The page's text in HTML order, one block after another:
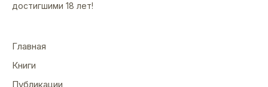
достигшими 18 лет!
Главная
Книги
Публикации